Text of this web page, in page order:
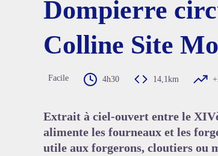
Dompierre
Colline Site
Facile 4h30 14,1km
Extrait à ciel-ouvert entre le
alimente les fourneaux et les
utile aux forgerons, cloutiers ou